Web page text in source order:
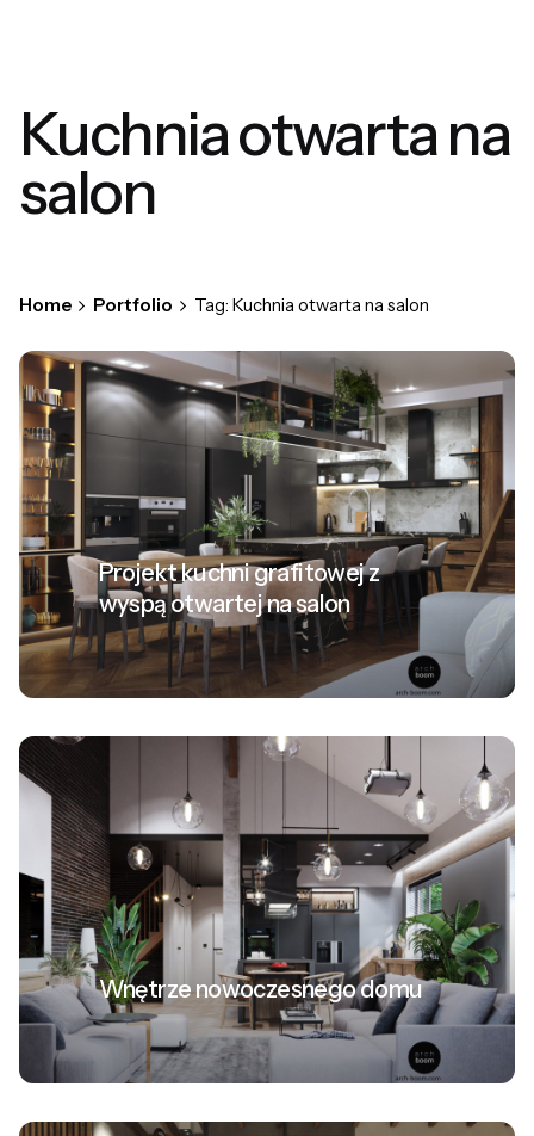
Kuchnia otwarta na
salon
Home Portfolio Tag: Kuchnia otwarta na salon
Projekt kuchni grafitowej z
wyspą otwartej na salon
Wnętrze nowoczesnego domu